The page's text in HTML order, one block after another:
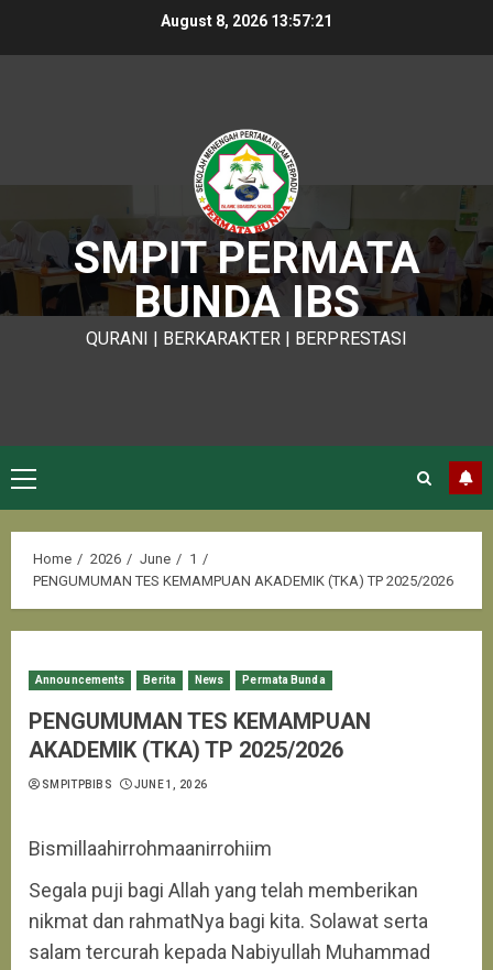
August 8, 2026 13:57:21
SMPIT PERMATA
BUNDA IBS
QURANI | BERKARAKTER | BERPRESTASI
Primary
Menu
Home 2026 June
1
PENGUMUMAN TES KEMAMPUAN AKADEMIK (TKA) TP 2025/2026
Announcements Berita News Permata Bunda
PENGUMUMAN TES KEMAMPUAN
AKADEMIK (TKA) TP 2025/2026
SMPITPBIBS JUNE 1, 2026
Bismillaahirrohmaanirrohiim
Segala puji bagi Allah yang telah memberikan
nikmat dan rahmatNya bagi kita. Solawat serta
salam tercurah kepada Nabiyullah Muhammad